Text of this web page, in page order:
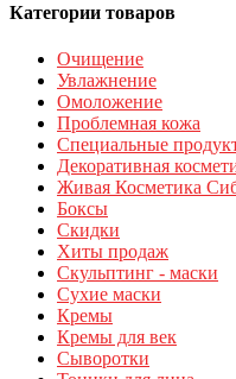
Категории товаров
Очищение
Увлажнение
Омоложение
Проблемная кожа
Специальные
Декоративная
Живая Косметика
Боксы
Скидки
Хиты продаж
Скульптинг - маски
Сухие маски
Кремы
Кремы для век
Сыворотки